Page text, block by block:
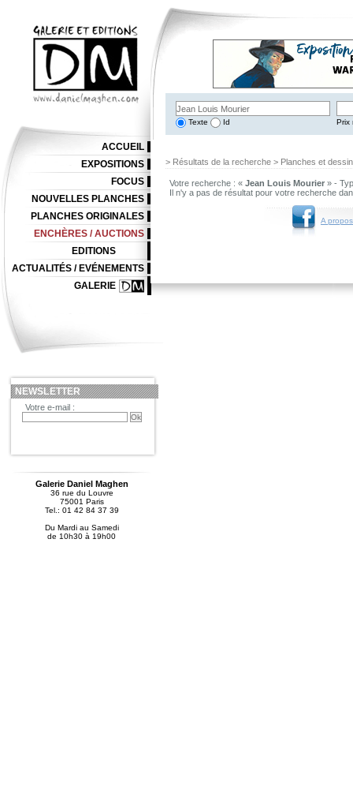
Texte Id Prix
> Résultats de la recherche > Planches et
Votre recherche : « Jean Louis Mourier » -
Il n'y a pas de résultat pour votre recherche
A
ACCUEIL
EXPOSITIONS
FOCUS
NOUVELLES PLANCHES
PLANCHES ORIGINALES
ENCHÈRES / AUCTIONS
EDITIONS
ACTUALITÉS / EVÉNEMENTS
GALERIE
NEWSLETTER
Votre e-mail :
Galerie Daniel Maghen
36 rue du Louvre
75001 Paris
Tel.: 01 42 84 37 39
Du Mardi au Samedi
de 10h30 à 19h00